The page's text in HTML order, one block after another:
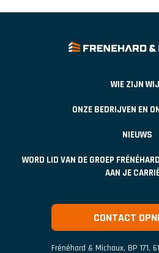
WIE ZIJN
ONZE BEDRIJVEN EN
NIEUWS
WORD LID VAN DE GROEP
AAN JE
CONTACT
Frénéhard & Michaux, BP 171,